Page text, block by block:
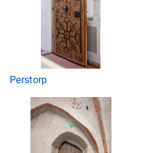
Perstorp